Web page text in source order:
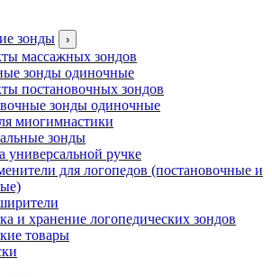
зонды
›
массажных зондов
зонды одиночные
постановочных зондов
зонды одиночные
миогимнастики
зонды
универсальной ручке
для логопедов (постановочные и
и хранение логопедических зондов
товары